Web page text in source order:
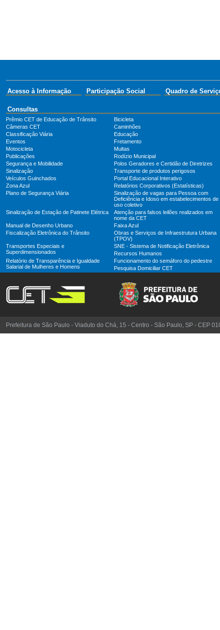
Acesso à Informação Participação Social Quadro de
Consultas
Prêmio CET de Educação de Trânsito
Bicicleta
Câmeras CET
Caminhões
Classificação Viária
Educação
Eventos
Fretamento
Motocicleta
Multas
Publicações
Rodízio Municipal
Segurança e Mobilidade
Polos Geradores e Certidão de Diretrizes
Sinalização
Transporte de produtos perigosos
Veículos Guinchados
Portal Educacional Interativo
Zona Azul
Relatórios Corporativos (Estatísticas)
Plano de Segurança Viária
Sinalização de vagas para Pessoa com
Deficiência e Idoso em estabelecimentos de
uso coletivo
Sinalização de Estação de Patinete Elétrica
Atenção para falsos leilões realizados em
nome da CET
Manual de Desenho Urbano
Faixa Azul
Fiscalização Eletrônica do Trânsito
Obras e Serviços de Infraestrutura Urbana
(TPOV)
Transportes Especiais e
Superdimensionados
SNE - Sistema de Notificação Eletrônica
Recursos Humanos
Relatório de Transparência e Igualdade
Salarial de Mulheres e Homens
Funcionamento do semáforo do pedestre
Pesquisa Domiciliar CET
Prefeitura de São Paulo - Viaduto do Chá, 15 - Centro - São Paulo, SP - CEP